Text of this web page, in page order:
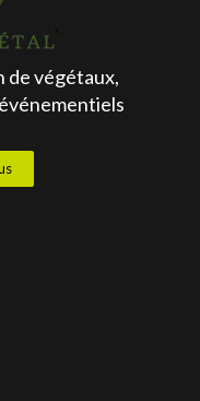
de végétaux,